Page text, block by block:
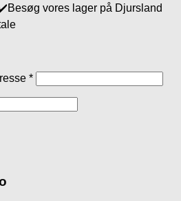
vores lager på Djursland
*